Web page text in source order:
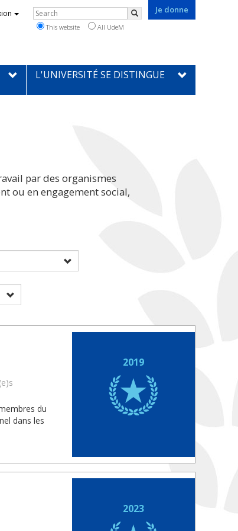
Je donne
Rechercher
Search
This website All UdeM
L'UNIVERSITÉ SE DISTINGUE
par des organismes
ou en engagement social,
du
dans les
2019
2023